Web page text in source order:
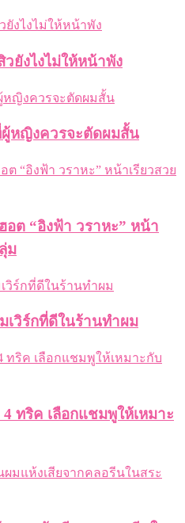
ยังไงไม่ให้หน้าพัง
ผู้หญิงควรจะตัดผมสั้น
ต “อิงฟ้า วราหะ” หน้า
ม
เวิร์กที่ดีในร้านทำผม
ทริค เลือกแชมพูให้เหมาะ